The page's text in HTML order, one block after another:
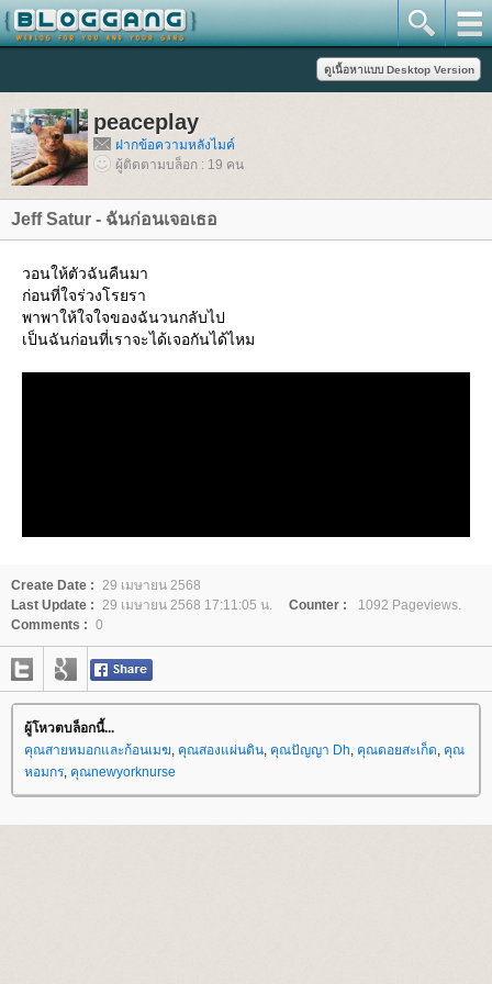
peaceplay
ฝากข้อความหลังไมค์
ผู้ติดตามบล็อก : 19 คน
Jeff Satur - ฉันก่อนเจอเธอ
วอนให้ตัวฉันคืนมา
ก่อนที่ใจร่วงโรยรา
พาพาให้ใจใจของฉันวนกลับไป
เป็นฉันก่อนที่เราจะได้เจอกันได้ไหม
Create Date : 29 เมษายน 2568
Last Update : 29 เมษายน 2568 17:11:05 น. Counter :
1092 Pageviews.
Comments : 0
ผู้โหวตบล็อกนี้...
คุณสายหมอกและก้อนเมฆ, คุณสองแผ่นดิน, คุณปัญญา Dh, คุณดอยสะเก็ด, คุณ
หอมกร, คุณnewyorknurse